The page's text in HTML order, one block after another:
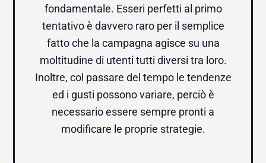
fondamentale. Esseri perfetti al primo
tentativo è davvero raro per il semplice
fatto che la campagna agisce su una
moltitudine di utenti tutti diversi tra loro.
Inoltre, col passare del tempo le tendenze
ed i gusti possono variare, perciò è
necessario essere sempre pronti a
modificare le proprie strategie.